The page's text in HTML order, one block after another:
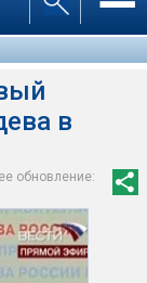
в
обновление: